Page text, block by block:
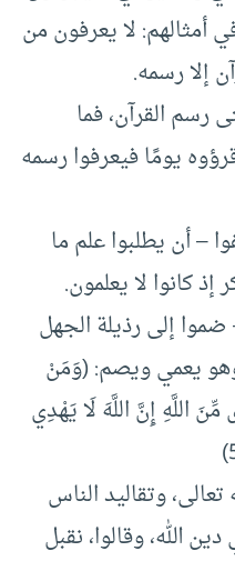
أمثالهم: لا يعرفون من
إلا رسمه.
رسم القرآن، فما
يومًا فيعرفوا رسمه
– أن يطلبوا علم ما
كانوا لا يعلمون.
إلى رذيلة الجهل
وهو يعمي ويصم: (وَمَنْ
اللَّهِ إِنَّ اللَّهَ لَا يَهْدِي
وتقاليد الناس
الله، وقالوا، نقبل